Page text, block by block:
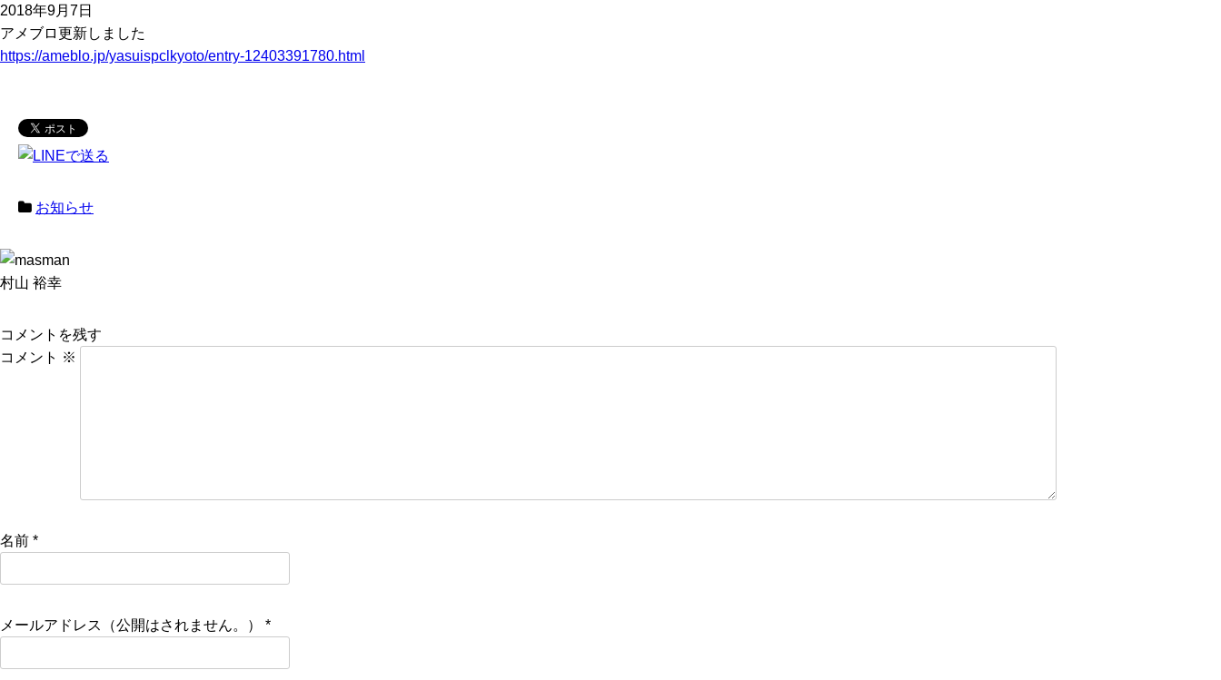
2018年9月7日
アメブロ更新しました
https://ameblo.jp/yasuispclkyoto/entry-12403391780.html
お知らせ
村山 裕幸
コメントを残す
コメント ※
名前 *
メールアドレス（公開はされません。） *